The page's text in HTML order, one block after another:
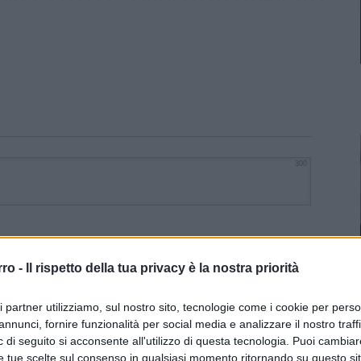
- Il rispetto della tua privacy è la nostra priorità
partner utilizziamo, sul nostro sito, tecnologie come i cookie per
fornire funzionalità per social media e analizzare il nostro
di seguito si acconsente all'utilizzo di questa tecnologia. Puoi
tue scelte sul consenso in qualsiasi momento ritornando su questo